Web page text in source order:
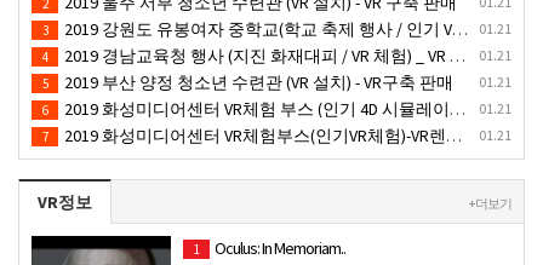
2
01.21
3 2019 강원도 유봉여자 중학교(학교 축제 행사 / 인기 VR 컨텐츠 ) - VR렌탈대여 행사
01.21
4 2019 경남교육청 행사 (지진 화재대피 / VR 체험) _ VR 렌탈대여행사
01.21
5 2019 부산 양정 청소년 수련관 (VR 설치) - VR구축 판매
01.21
6 2019 화성미디어센터 VR체험 부스 (인기 4D 시뮬레이터 체험)- VR렌탈
01.21
7 2019 화성미디어센터 VR체험부스(인기VR체험)-VR렌탈대여
VR정보 + 더보기
1 Oculus: In Memoriam..